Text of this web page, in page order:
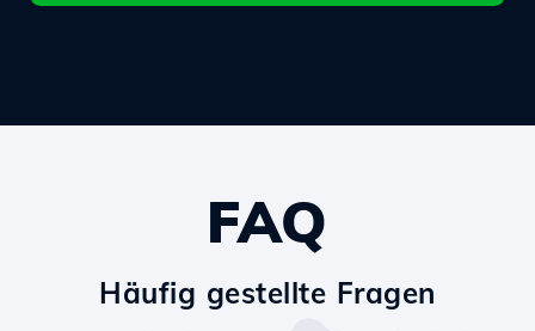
FAQ
Häufig gestellte Fragen